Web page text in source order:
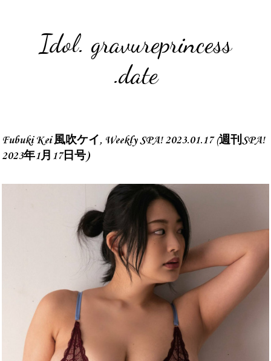
Idol. gravureprincess
.date
Fubuki Kei 風吹ケイ, Weekly SPA! 2023.01.17 (週刊SPA!
2023年1月17日号)